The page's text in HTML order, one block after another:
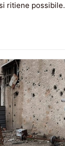
ritiene possibile.